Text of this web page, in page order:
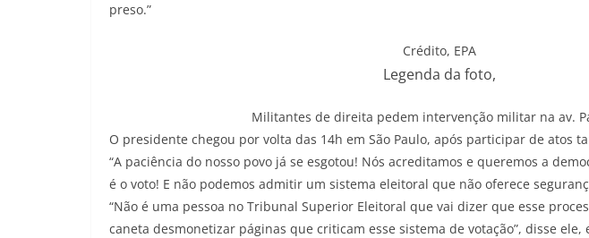
preso.”
Crédito, EPA
Legenda da foto,
Militantes de direita pedem intervenção militar na av.
O presidente chegou por volta das 14h em São Paulo, após participar de atos
“A paciência do nosso povo já se esgotou! Nós acreditamos e queremos a
é o voto! E não podemos admitir um sistema eleitoral que não oferece
“Não é uma pessoa no Tribunal Superior Eleitoral que vai dizer que esse
caneta desmonetizar páginas que criticam esse sistema de votação”, disse ele,